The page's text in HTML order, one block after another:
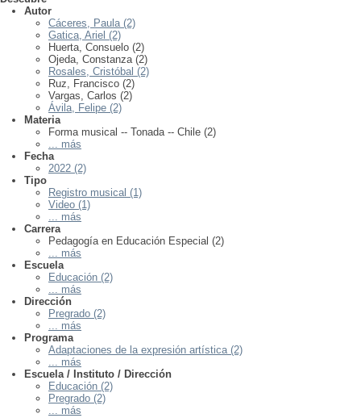
Autor
Cáceres, Paula (2)
Gatica, Ariel (2)
Huerta, Consuelo (2)
Ojeda, Constanza (2)
Rosales, Cristóbal (2)
Ruz, Francisco (2)
Vargas, Carlos (2)
Ávila, Felipe (2)
Materia
Forma musical -- Tonada -- Chile (2)
... más
Fecha
2022 (2)
Tipo
Registro musical (1)
Video (1)
... más
Carrera
Pedagogía en Educación Especial (2)
... más
Escuela
Educación (2)
... más
Dirección
Pregrado (2)
... más
Programa
Adaptaciones de la expresión artística (2)
... más
Escuela / Instituto / Dirección
Educación (2)
Pregrado (2)
... más